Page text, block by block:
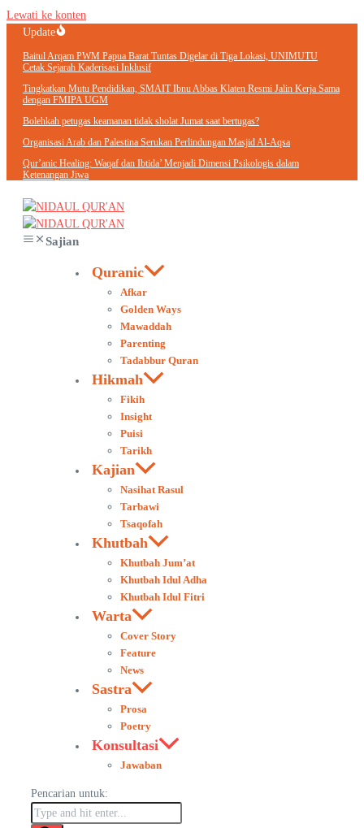
Lewati ke konten
Update
Baitul Arqam PWM Papua Barat Tuntas Digelar di Tiga Lokasi, UNIMUTU
Cetak Sejarah Kaderisasi Inklusif
Tingkatkan Mutu Pendidikan, SMAIT Ibnu Abbas Klaten Resmi Jalin Kerja Sama
dengan FMIPA UGM
Bolehkah petugas keamanan tidak sholat Jumat saat bertugas?
Organisasi Arab dan Palestina Serukan Perlindungan Masjid Al-Aqsa
Qur’anic Healing: Waqaf dan Ibtida’ Menjadi Dimensi Psikologis dalam
Ketenangan Jiwa
Sajian
Quranic
Afkar
Golden Ways
Mawaddah
Parenting
Tadabbur Quran
Hikmah
Fikih
Insight
Puisi
Tarikh
Kajian
Nasihat Rasul
Tarbawi
Tsaqofah
Khutbah
Khutbah Jum’at
Khutbah Idul Adha
Khutbah Idul Fitri
Warta
Cover Story
Feature
News
Sastra
Prosa
Poetry
Konsultasi
Jawaban
Pencarian untuk: